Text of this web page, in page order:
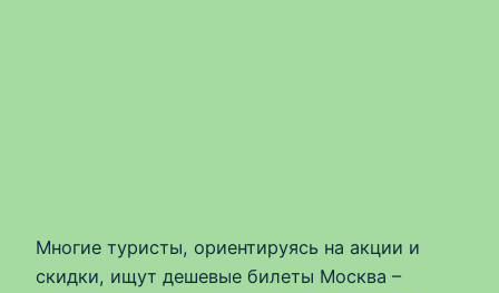
Многие туристы, ориентируясь на акции и
скидки, ищут дешевые билеты Москва –